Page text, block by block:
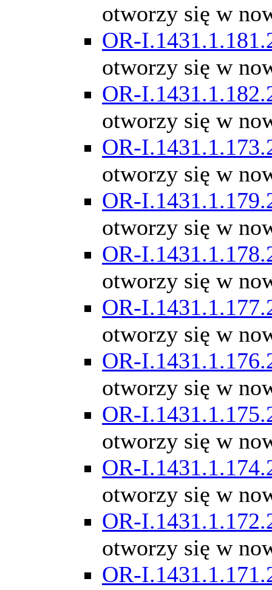
otworzy się w
OR-
otworzy się w
OR-
otworzy się w
OR-
otworzy się w
OR-
otworzy się w
OR-
otworzy się w
OR-
otworzy się w
OR-
otworzy się w
OR-
otworzy się w
OR-
otworzy się w
OR-
otworzy się w
OR-